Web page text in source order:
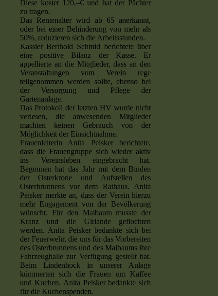
Diese kostet 120,–€ und hat der Pächter
zu tragen.
Das Rentenalter wird ab 65 anerkannt,
oder bei einer Behinderung von mehr als
50%, reduzieren sich die Arbeitsstunden.
Kassier Berthold Schmid berichtete über
eine positive Bilanz der Kasse. Er
appellierte an die Mitglieder, dass an den
Veranstaltungen vom Verein rege
teilgenommen werden sollte, ebenso bei
der Versorgung und Pflege der
Gartenanlage.
Das Protokoll der letzten HV wurde nicht
verlesen, die anwesenden Mitglieder
machten keinen Gebrauch von der
Möglichkeit der Einsichtnahme.
Frauenleiterin Anita Peisker berichtete,
dass die Frauengruppe sich wieder aktiv
ins Vereinsleben eingebracht hat.
Begonnen hat das Jahr mit dem Binden
der Osterkrone und Aufstellen des
Osterbrunnens vor dem Rathaus. Anita
Peisker merkte an, dass der Verein hierzu
mehr Engagement von der Bevölkerung
wünscht. Für den Maibaum musste der
Kranz und die Girlande geflochten
werden. Anita Peisker bedankte sich bei
der Feuerwehr, die uns für das Vorbereiten
des Osterbrunnens und des Maibaums ihre
Fahrzeughalle zur Verfügung gestellt hat.
Beim Lindenhock in unserer Anlage
kümmerten sich die Frauen um Kaffee
und Kuchen. Anita Peisker bedankte sich
für die Kuchenspenden.